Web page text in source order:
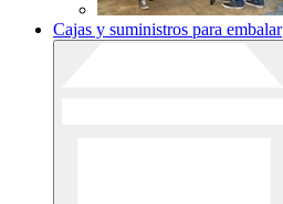
Cajas y suministros para embalar